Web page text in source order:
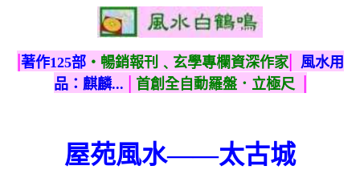
|著作125部‧暢銷報刊﹑玄學專欄資深作家| 風水用
品：麒麟... | 首創全自動羅盤．立極尺 |
屋苑風水——太古城